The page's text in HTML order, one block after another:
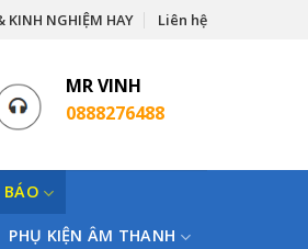
KINH NGHIỆM HAY Liên hệ
MR VINH
0888276488
PHỤ KIỆN ÂM THANH